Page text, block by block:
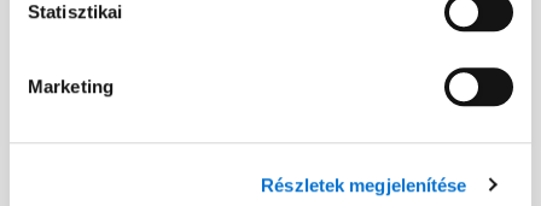
Statisztikai
Marketing
Részletek megjelenítése